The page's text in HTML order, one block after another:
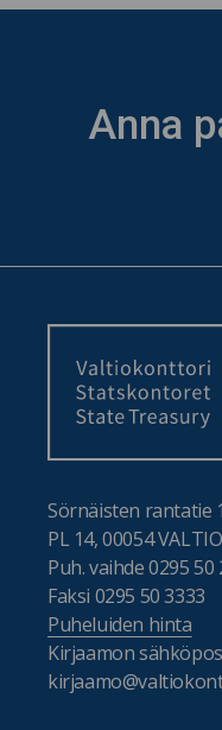
Anna
Sörnäisten rantatie
PL 14, 00054
Puh. vaihde 0295 50
Faksi 0295 50 3333
Puheluiden hinta
Kirjaamon